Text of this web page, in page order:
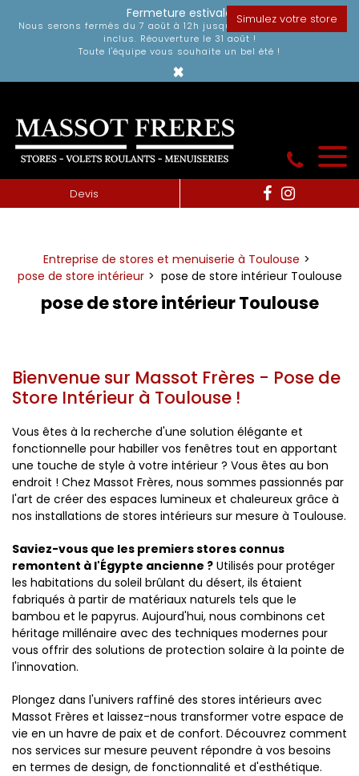
Fermeture estivale
Nous serons fermés du 7 août à 12h jusqu'au dimanche 30 août
inclus. Réouverture le 31 août !
Toute l'équipe vous souhaite un bel été !
×
Simulez votre store
Devis
Entreprise de stores et menuiserie à Toulouse
pose de store intérieur
pose de store intérieur Toulouse
pose de store intérieur Toulouse
Bienvenue sur Massot Frères - Pose de
Store Intérieur à Toulouse !
Vous êtes à la recherche d'une solution élégante et
fonctionnelle pour habiller vos fenêtres tout en apportant
une touche de style à votre intérieur ? Vous êtes au bon
endroit ! Chez Massot Frères, nous sommes passionnés par
l'art de créer des espaces lumineux et chaleureux grâce à
nos installations de stores intérieurs sur mesure à Toulouse.
Saviez-vous que les premiers stores connus
remontent à l'Égypte ancienne ? Utilisés pour protéger
les habitations du soleil brûlant du désert, ils étaient
fabriqués à partir de matériaux naturels tels que le
bambou et le papyrus. Aujourd'hui, nous combinons cet
héritage millénaire avec des techniques modernes pour
vous offrir des solutions de protection solaire à la pointe de
l'innovation.
Plongez dans l'univers raffiné des stores intérieurs avec
Massot Frères et laissez-nous transformer votre espace de
vie en un havre de paix et de confort. Découvrez comment
nos services sur mesure peuvent répondre à vos besoins
en termes de design, de fonctionnalité et d'esthétique.
Panneau de gestion des cookies